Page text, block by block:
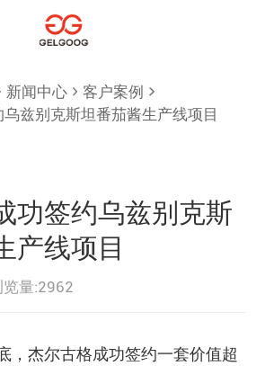
新闻中心
客户案例
兹别克斯坦番茄酱生产线项目
功签约乌兹别克斯
产线项目
览量:2962
，杰尔古格成功签约一套价值超